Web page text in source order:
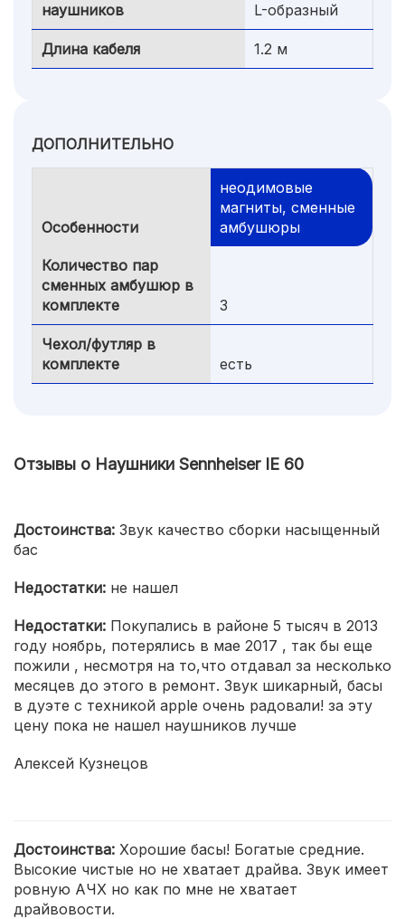
наушников
L-образный
Длина кабеля 1.2 м
ДОПОЛНИТЕЛЬНО
Особенности
неодимовые
магниты, сменные
амбушюры
Количество пар
сменных амбушюр в
комплекте
3
Чехол/футляр в
комплекте
есть
Отзывы о Наушники Sennheiser IE 60
Достоинства: Звук качество сборки насыщенный
бас
Недостатки: не нашел
Недостатки: Покупались в районе 5 тысяч в 2013
году ноябрь, потерялись в мае 2017 , так бы еще
пожили , несмотря на то,что отдавал за несколько
месяцев до этого в ремонт. Звук шикарный, басы
в дуэте с техникой apple очень радовали! за эту
цену пока не нашел наушников лучше
Алексей Кузнецов
Достоинства: Хорошие басы! Богатые средние.
Высокие чистые но не хватает драйва. Звук имеет
ровную АЧХ но как по мне не хватает
драйвовости.